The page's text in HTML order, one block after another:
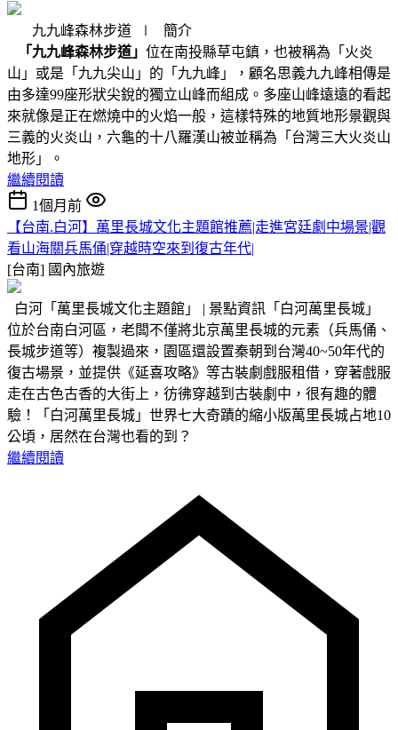
九九峰森林步道 ∣ 簡介
「九九峰森林步道」 位在南投縣草屯鎮，也被稱為「火炎
山」或是「九九尖山」的「九九峰」，顧名思義九九峰相傳是
由多達99座形狀尖銳的獨立山峰而組成。多座山峰遠遠的看起
來就像是正在燃燒中的火焰一般，這樣特殊的地質地形景觀與
三義的火炎山，六龜的十八羅漢山被並稱為「台灣三大火炎山
地形」。
繼續閱讀
1個月前
【台南.白河】萬里長城文化主題館推薦|走進宮廷劇中場景|觀
看山海關兵馬俑|穿越時空來到復古年代|
[台南] 國內旅遊
白河「萬里長城文化主題館」 | 景點資訊「白河萬里長城」
位於台南白河區，老闆不僅將北京萬里長城的元素（兵馬俑、
長城步道等）複製過來，園區還設置秦朝到台灣40~50年代的
復古場景，並提供《延喜攻略》等古裝劇戲服租借，穿著戲服
走在古色古香的大街上，彷彿穿越到古裝劇中，很有趣的體
驗！「白河萬里長城」世界七大奇蹟的縮小版萬里長城占地10
公頃，居然在台灣也看的到？
繼續閱讀